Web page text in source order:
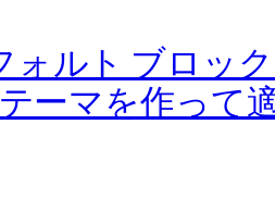
ォルト ブロッ
ーマを作って